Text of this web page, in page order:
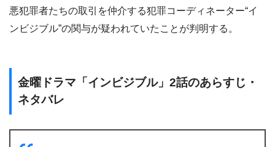
悪犯罪者たちの取引を仲介する犯罪コーディネーター“イ
ンビジブル”の関与が疑われていたことが判明する。
金曜ドラマ「インビジブル」2話のあらすじ・
ネタバレ